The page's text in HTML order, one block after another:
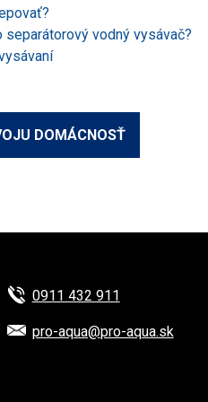
separátorový vodný vysávač?
DOMÁCNOSŤ
0911 432 911
pro-aqua@​pro-aqua.sk